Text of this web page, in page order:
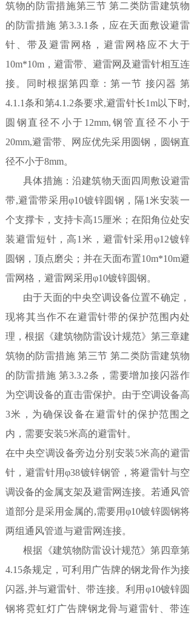
筑物的防雷措施第三节 第二类防雷建筑物
的防雷措施 第3.3.1条，应在天面敷设避雷
针、带及避雷网格，避雷网格应不大于
10m*10m，避雷带、避雷网及避雷针相互连
接。同时根据第四章：第一节 接闪器 第
4.1.1条和第4.1.2条要求,避雷针长1m以下时,
圆钢直径不小于12mm,钢管直径不小于
20mm,避雷带、网应优先采用圆钢，圆钢直
径不小于8mm。
具体措施：沿建筑物天面四周敷设避雷
带,避雷带采用φ10镀锌圆钢，隔1米安装一
个支撑卡，支持卡高15厘米；在阳角位处安
装避雷短针，高1米，避雷针采用φ12镀锌
圆钢，顶点磨尖；并在天面布置10m*10m避
雷网格，避雷网采用φ10镀锌圆钢。
由于天面的中央空调设备位置不确定，
现将其当作不在避雷针带的保护范围内处
理，根据《建筑物防雷设计规范》第三章建
筑物的防雷措施 第三节 第二类防雷建筑物
的防雷措施 第3.3.2条，需要增加接闪器作
为空调设备的直击雷保护。由于空调设备高
3米，为确保设备在避雷针的保护范围之
内，需要安装5米高的避雷针。
在中央空调设备旁边分别安装5米高的避雷
针，避雷针用φ38镀锌钢管，将避雷针与空
调设备的金属支架及避雷网连接。若通风管
道部分是采用金属的,需要用φ10镀锌圆钢将
两组通风管道与避雷网连接。
根据《建筑物防雷设计规范》第四章第
4.15条规定，可利用广告牌的钢龙骨作为接
闪器,并与避雷针、带连接。利用φ10镀锌圆
钢将霓虹灯广告牌钢龙骨与避雷针、带连